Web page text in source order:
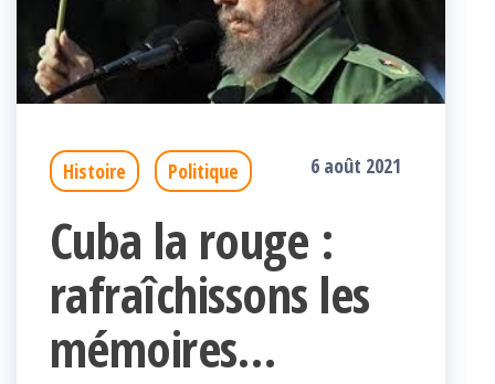
Histoire Politique 6 août 2021
Cuba la rouge :
rafraîchissons les
mémoires…